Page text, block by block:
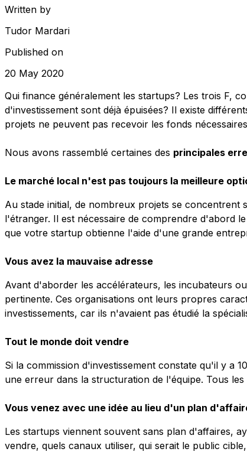
Written by
Tudor Mardari
Published on
20 May 2020
Qui finance généralement les startups? Les trois F,
d'investissement sont déjà épuisées? Il existe
projets ne peuvent pas recevoir les fonds
Nous avons rassemblé certaines des principales
Le marché local n'est pas toujours la meilleure
Au stade initial, de nombreux projets se
l'étranger. Il est nécessaire de comprendre d'abord
que votre startup obtienne l'aide d'une grande
Vous avez la mauvaise adresse
Avant d'aborder les accélérateurs, les incubateurs
pertinente. Ces organisations ont leurs propres
investissements, car ils n'avaient pas étudié la
Tout le monde doit vendre
Si la commission d'investissement constate qu'il y a
une erreur dans la structuration de l'équipe. Tous
Vous venez avec une idée au lieu d'un plan
Les startups viennent souvent sans plan d'affaires,
vendre, quels canaux utiliser, qui serait le public